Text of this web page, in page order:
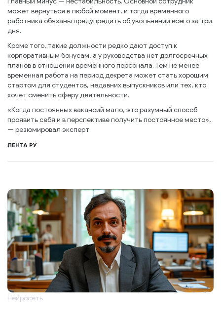
может вернуться в любой момент, и тогда временного
работника обязаны предупредить об увольнении всего за три
дня.
Кроме того, такие должности редко дают доступ к
корпоративным бонусам, а у руководства нет долгосрочных
планов в отношении временного персонала. Тем не менее
временная работа на период декрета может стать хорошим
стартом для студентов, недавних выпускников или тех, кто
хочет сменить сферу деятельности.
«Когда постоянных вакансий мало, это разумный способ
проявить себя и в перспективе получить постоянное место»,
— резюмировал эксперт.
ЛЕНТА РУ
Нейросеть